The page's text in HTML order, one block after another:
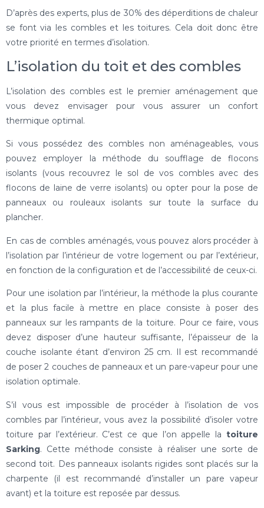
D’après des experts, plus de 30% des déperditions de chaleur
se font via les combles et les toitures. Cela doit donc être
votre priorité en termes d’isolation.
L’isolation du toit et des combles
L’isolation des combles est le premier aménagement que
vous devez envisager pour vous assurer un confort
thermique optimal.
Si vous possédez des combles non aménageables, vous
pouvez employer la méthode du soufflage de flocons
isolants (vous recouvrez le sol de vos combles avec des
flocons de laine de verre isolants) ou opter pour la pose de
panneaux ou rouleaux isolants sur toute la surface du
plancher.
En cas de combles aménagés, vous pouvez alors procéder à
l’isolation par l’intérieur de votre logement ou par l’extérieur,
en fonction de la configuration et de l’accessibilité de ceux-ci.
Pour une isolation par l’intérieur, la méthode la plus courante
et la plus facile à mettre en place consiste à poser des
panneaux sur les rampants de la toiture. Pour ce faire, vous
devez disposer d’une hauteur suffisante, l’épaisseur de la
couche isolante étant d’environ 25 cm. Il est recommandé
de poser 2 couches de panneaux et un pare-vapeur pour une
isolation optimale.
S’il vous est impossible de procéder à l’isolation de vos
combles par l’intérieur, vous avez la possibilité d’isoler votre
toiture par l’extérieur. C’est ce que l’on appelle la toiture
Sarking. Cette méthode consiste à réaliser une sorte de
second toit. Des panneaux isolants rigides sont placés sur la
charpente (il est recommandé d’installer un pare vapeur
avant) et la toiture est reposée par dessus.